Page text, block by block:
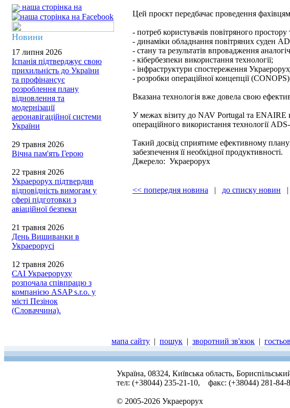
наша сторінка на
Новини
17 липня 2026
Іспанія підтверджує свою
прихильність до України
та профінансує
розроблення плану
відновлення та
модернізації
аеронавігаційної системи
України
29 травня 2026
Вічна пам'ять Герою
22 травня 2026
Украерорух підтвердив
відповідність вимогам у
сфері підготовки з
авіаційної безпеки
21 травня 2026
День Вишиванки в
Украерорусі
12 травня 2026
САІ Украероруху
розпочала співпрацю з
компанією ASAP s.r.o. у
місті Пезінок
(Словаччина).
Цей проєкт передбачає проведення
- потреб користувачів повітряного
- динаміки обладнання повітряних суден
- стану та результатів впровадження
- кібербезпеки використання технології;
- інфраструктури спостереження
- розробки операційної концепції
Вказана технологія вже довела свою
У межах візиту до NAV Portugal та ENAIRE
операційного використання технології
Такий досвід сприятиме ефективному
забезпечення її необхідної продуктивності.
Джерело: Украерорух
<< попередня новина | до списку новин |
мапа сайту | пошук | зворотний зв'язок |
Україна, 08324, Київська область,
тел: (+38044) 235-21-10, факс: (+38044) 281-84-
© 2005-2026 Украерорух